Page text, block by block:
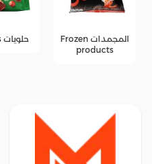
المجمدات Frozen
products
حلويات Candies